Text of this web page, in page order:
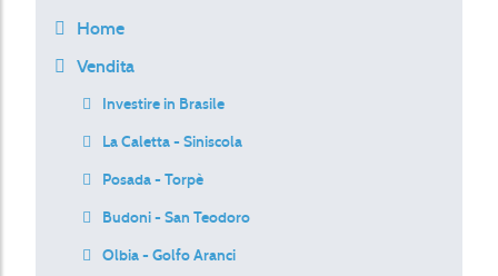
Home
Vendita
Investire in Brasile
La Caletta - Siniscola
Posada - Torpè
Budoni - San Teodoro
Olbia - Golfo Aranci